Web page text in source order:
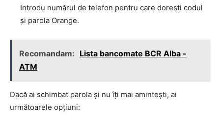
Introdu numărul de telefon pentru care dorești codul
și parola Orange.
Recomandam: Lista bancomate BCR Alba -
ATM
Dacă ai schimbat parola și nu îți mai amintești, ai
următoarele opțiuni: